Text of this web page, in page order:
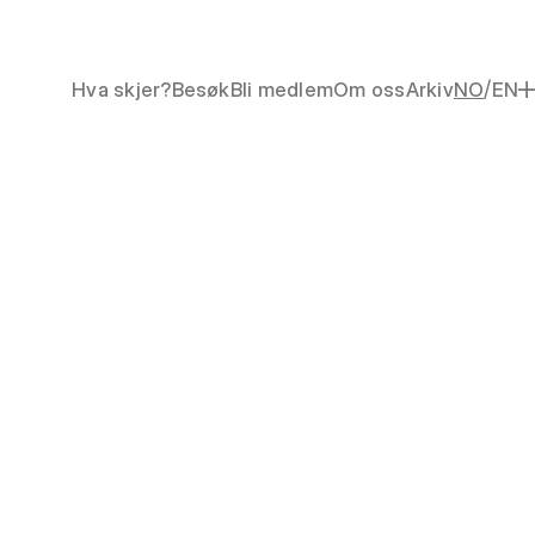
Hva skjer?BesøkBli medlemOm ossArkivNO/EN